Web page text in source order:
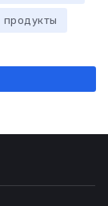
продукты